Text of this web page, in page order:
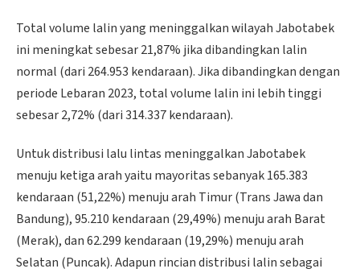
Total volume lalin yang meninggalkan wilayah Jabotabek
ini meningkat sebesar 21,87% jika dibandingkan lalin
normal (dari 264.953 kendaraan). Jika dibandingkan dengan
periode Lebaran 2023, total volume lalin ini lebih tinggi
sebesar 2,72% (dari 314.337 kendaraan).
Untuk distribusi lalu lintas meninggalkan Jabotabek
menuju ketiga arah yaitu mayoritas sebanyak 165.383
kendaraan (51,22%) menuju arah Timur (Trans Jawa dan
Bandung), 95.210 kendaraan (29,49%) menuju arah Barat
(Merak), dan 62.299 kendaraan (19,29%) menuju arah
Selatan (Puncak). Adapun rincian distribusi lalin sebagai